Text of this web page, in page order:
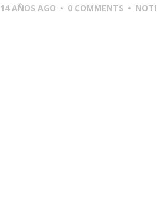
14 AÑOS AGO • 0 COMMENTS •